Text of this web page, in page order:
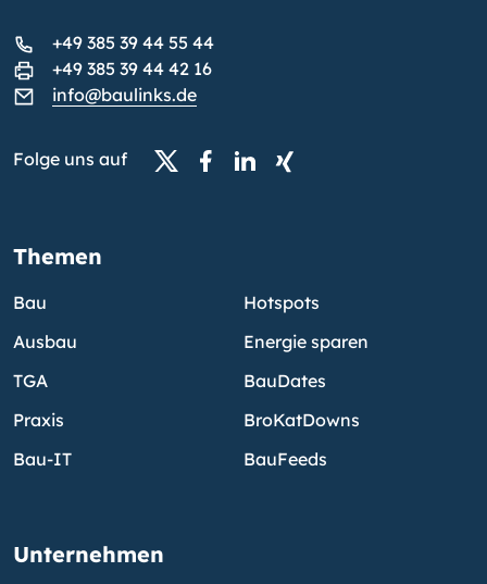
+49 385 39 44 55 44
+49 385 39 44 42 16
info@baulinks.de
Folge uns auf
Themen
Bau
Ausbau
TGA
Praxis
Bau-IT
Hotspots
Energie sparen
BauDates
BroKatDowns
BauFeeds
Unternehmen